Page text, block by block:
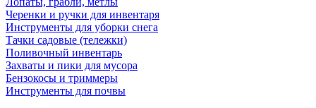
Черенки и ручки для инвентаря
Инструменты для уборки снега
Тачки садовые (тележки)
Поливочный инвентарь
Захваты и пики для мусора
Бензокосы и триммеры
Инструменты для почвы